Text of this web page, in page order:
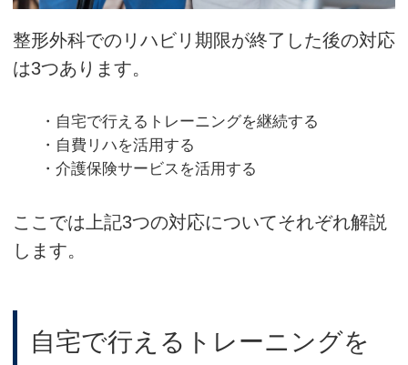
整形外科でのリハビリ期限が終了した後の対応
は3つあります。
・自宅で行えるトレーニングを継続する
・自費リハを活用する
・介護保険サービスを活用する
ここでは上記3つの対応についてそれぞれ解説
します。
自宅で行えるトレーニングを